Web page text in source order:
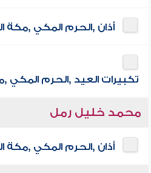
أذان ,الحرم المكي ,مكة
تكبيرات العيد ,الحرم المكي
محمد خليل رمل
أذان ,الحرم المكي ,مكة